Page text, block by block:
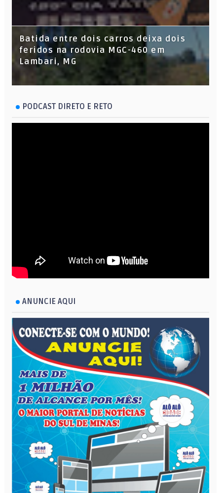
Batida entre dois carros deixa dois
feridos na rodovia MGC-460 em
Lambari, MG
PODCAST DIRETO E RETO
ANUNCIE AQUI